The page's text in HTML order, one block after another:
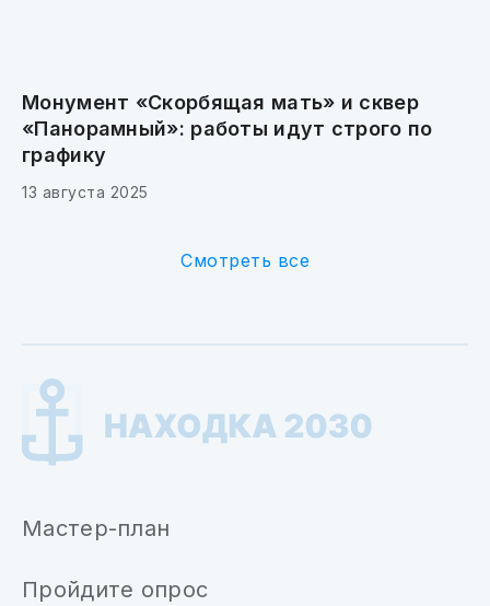
Монумент «Скорбящая мать» и сквер
«Панорамный»: работы идут строго по
графику
13 августа 2025
Смотреть все
Мастер-план
Пройдите опрос